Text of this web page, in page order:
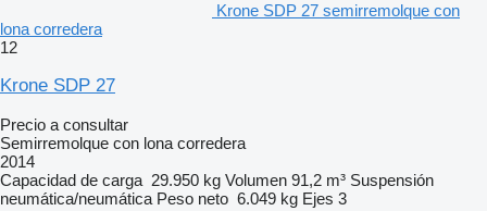
Krone SDP 27 semirremolque con
lona corredera
12
Krone SDP 27
Precio a consultar
Semirremolque con lona corredera
2014
Capacidad de carga 29.950 kg Volumen 91,2 m³ Suspensión
neumática/neumática Peso neto 6.049 kg Ejes 3